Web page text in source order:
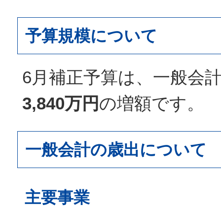
予算規模について
6月補正予算は、一般会
3,840万円の増額です。
一般会計の歳出について
主要事業